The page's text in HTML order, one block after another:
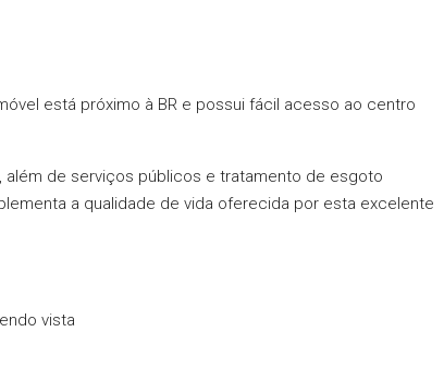
está próximo à BR e possui fácil acesso ao centro
de serviços públicos e tratamento de esgoto
a qualidade de vida oferecida por esta excelente
vista